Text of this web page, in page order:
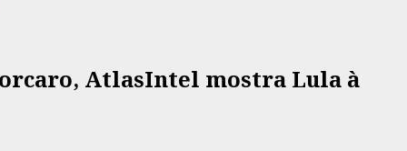
AtlasIntel mostra Lula à